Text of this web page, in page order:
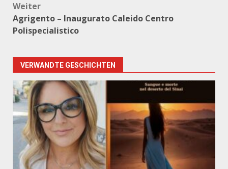
Weiter
Agrigento – Inaugurato Caleido Centro
Polispecialistico
VERWANDTE GESCHICHTEN